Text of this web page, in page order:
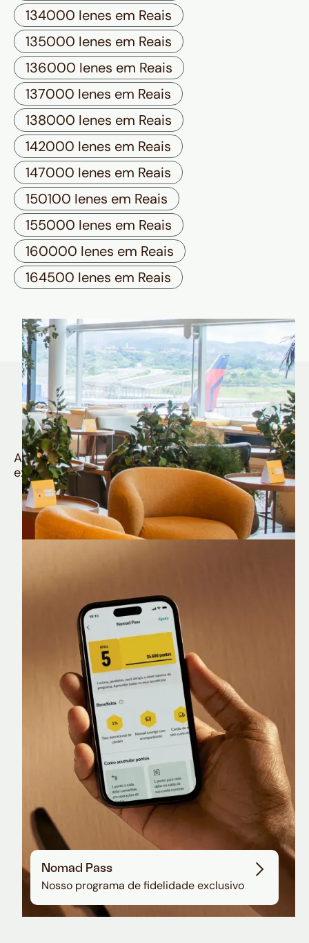
134000 Ienes em Reais
135000 Ienes em Reais
136000 Ienes em Reais
137000 Ienes em Reais
138000 Ienes em Reais
142000 Ienes em Reais
147000 Ienes em Reais
150100 Ienes em Reais
155000 Ienes em Reais
160000 Ienes em Reais
164500 Ienes em Reais
Quem é Nomad tem
muito mais
Aproveite todos os benefícios e vantagens
exclusivas da sua Conta Internacional
Nomad Lounge
Sala VIP no Aeroporto de Guarulhos
Nomad Pass
Nosso programa de fidelidade exclusivo